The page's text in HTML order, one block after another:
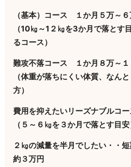
（基本）コース １か月５万～６
（10㎏～1２㎏を3か月で落とす
るコース）
難攻不落コース １か月８万～１
（体重が落ちにくい体質、なん
方）
費用を抑えたいリーズナブルコ
（５～６㎏を３か月で落とす目安
２㎏の減量を半月でしたい・・
約３万円